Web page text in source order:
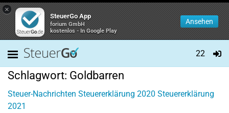
×
SteuerGo App
forium GmbH
kostenlos - In Google Play
Ansehen
22
Schlagwort: Goldbarren
Steuer-Nachrichten Steuererklärung 2020 Steuererklärung
2021